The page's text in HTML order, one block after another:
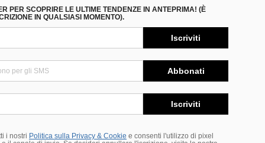
PER SCOPRIRE LE ULTIME TENDENZE IN ANTEPRIMA! (È
IN QUALSIASI MOMENTO).
Iscriviti
Abbonati
Iscriviti
i nostri Politica sulla Privacy & Cookie e consenti l'utilizzo di pixel